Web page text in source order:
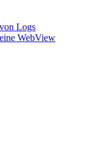
Logs
WebView